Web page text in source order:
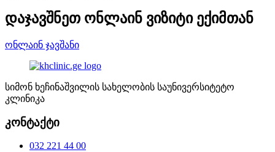
დაჯავშნეთ ონლაინ ვიზიტი ექიმთან
ონლაინ ჯავშანი
სიმონ ხეჩინაშვილის სახელობის საუნივერსიტეტო
კლინიკა
კონტაქტი
032 221 44 00